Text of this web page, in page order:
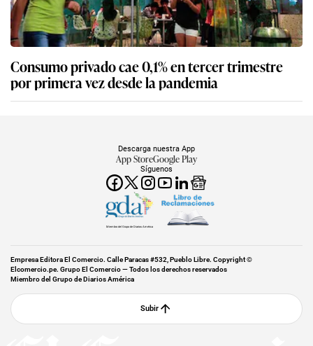
Consumo privado cae 0,1% en tercer trimestre
por primera vez desde la pandemia
Síguenos
Descarga nuestra App
App StoreGoogle Play
Miembro del Grupo de Diarios América
Empresa Editora El Comercio. Calle Paracas #532, Pueblo Libre. Copyright ©
Elcomercio.pe. Grupo El Comercio — Todos los derechos reservados
Miembro del Grupo de Diarios América
Subir